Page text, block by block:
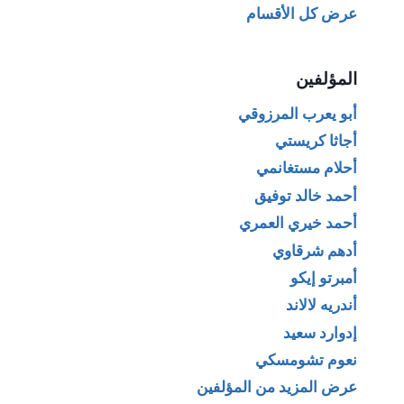
عرض كل الأقسام
المؤلفين
أبو يعرب المرزوقي
أجاثا كريستي
أحلام مستغانمي
أحمد خالد توفيق
أحمد خيري العمري
أدهم شرقاوي
أمبرتو إيكو
أندريه لالاند
إدوارد سعيد
نعوم تشومسكي
عرض المزيد من المؤلفين